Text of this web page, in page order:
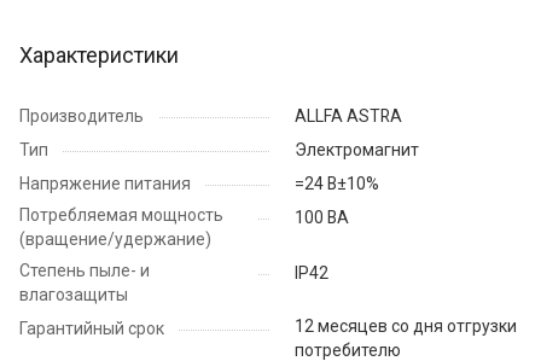
Характеристики
Производитель
ALLFA ASTRA
Тип
Электромагнит
Напряжение питания
=24 В±10%
Потребляемая мощность
(вращение/удержание)
100 ВА
Степень пыле- и
влагозащиты
IP42
Гарантийный срок
12 месяцев со дня отгрузки
потребителю